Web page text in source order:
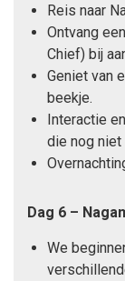
Reis naar
Ontvang
Chief) bij
Geniet van
beekje.
Interactie
die nog
Dag 6 –
We